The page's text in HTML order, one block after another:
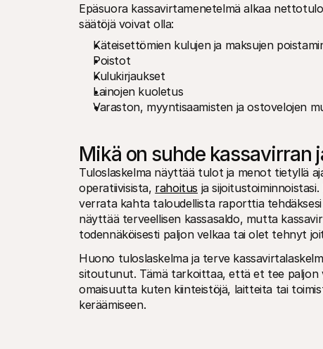
Epäsuora kassavirtamenetelmä alkaa
säätöjä voivat olla:
Käteisettömien kulujen ja maksujen
Poistot
Kulukirjaukset
Lainojen kuoletus
Varaston, myyntisaamisten ja ostovelojen
Mikä on suhde kassavirran
Tuloslaskelma näyttää tulot ja menot tietyllä
operatiivisista, rahoitus ja
verrata kahta taloudellista raporttia tehdäksesi
näyttää terveellisen kassasaldo, mutta
todennäköisesti paljon velkaa tai olet tehnyt
Huono tuloslaskelma ja terve
sitoutunut. Tämä tarkoittaa, että et tee paljon
omaisuutta kuten kiinteistöjä, laitteita tai
keräämiseen.